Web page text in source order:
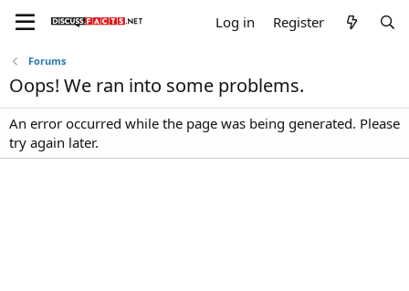
Log in Register
Forums
Oops! We ran into some problems.
An error occurred while the page was being generated. Please
try again later.